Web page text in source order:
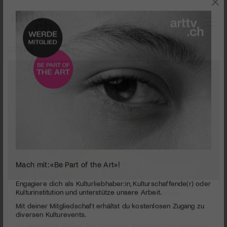
SZENE
seconds
minutes,
Auf den Spuren von Carl und Margrit Roesch
PUBLIZIERT AM 29. APRIL 2025
Engagiere dich als Kulturliebhaber:in, Kulturschaffende(r) oder
Kulturinstitution und unterstütze unsere Arbeit.
Mit deiner Mitgliedschaft erhältst du kostenlosen Zugang zu